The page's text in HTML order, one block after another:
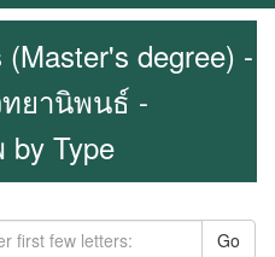
degree) -
ทยานิพนธ์ -
Type
Go